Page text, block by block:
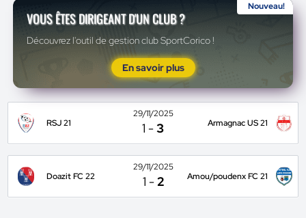
Nouveau!
VOUS ÊTES DIRIGEANT D'UN CLUB ?
Découvrez l'outil de gestion club SportCorico !
En savoir plus
RSJ 21
29/11/2025
1 -3 Armagnac US 21
Doazit FC 22
29/11/2025
1 -2 Amou/poudenx FC 21